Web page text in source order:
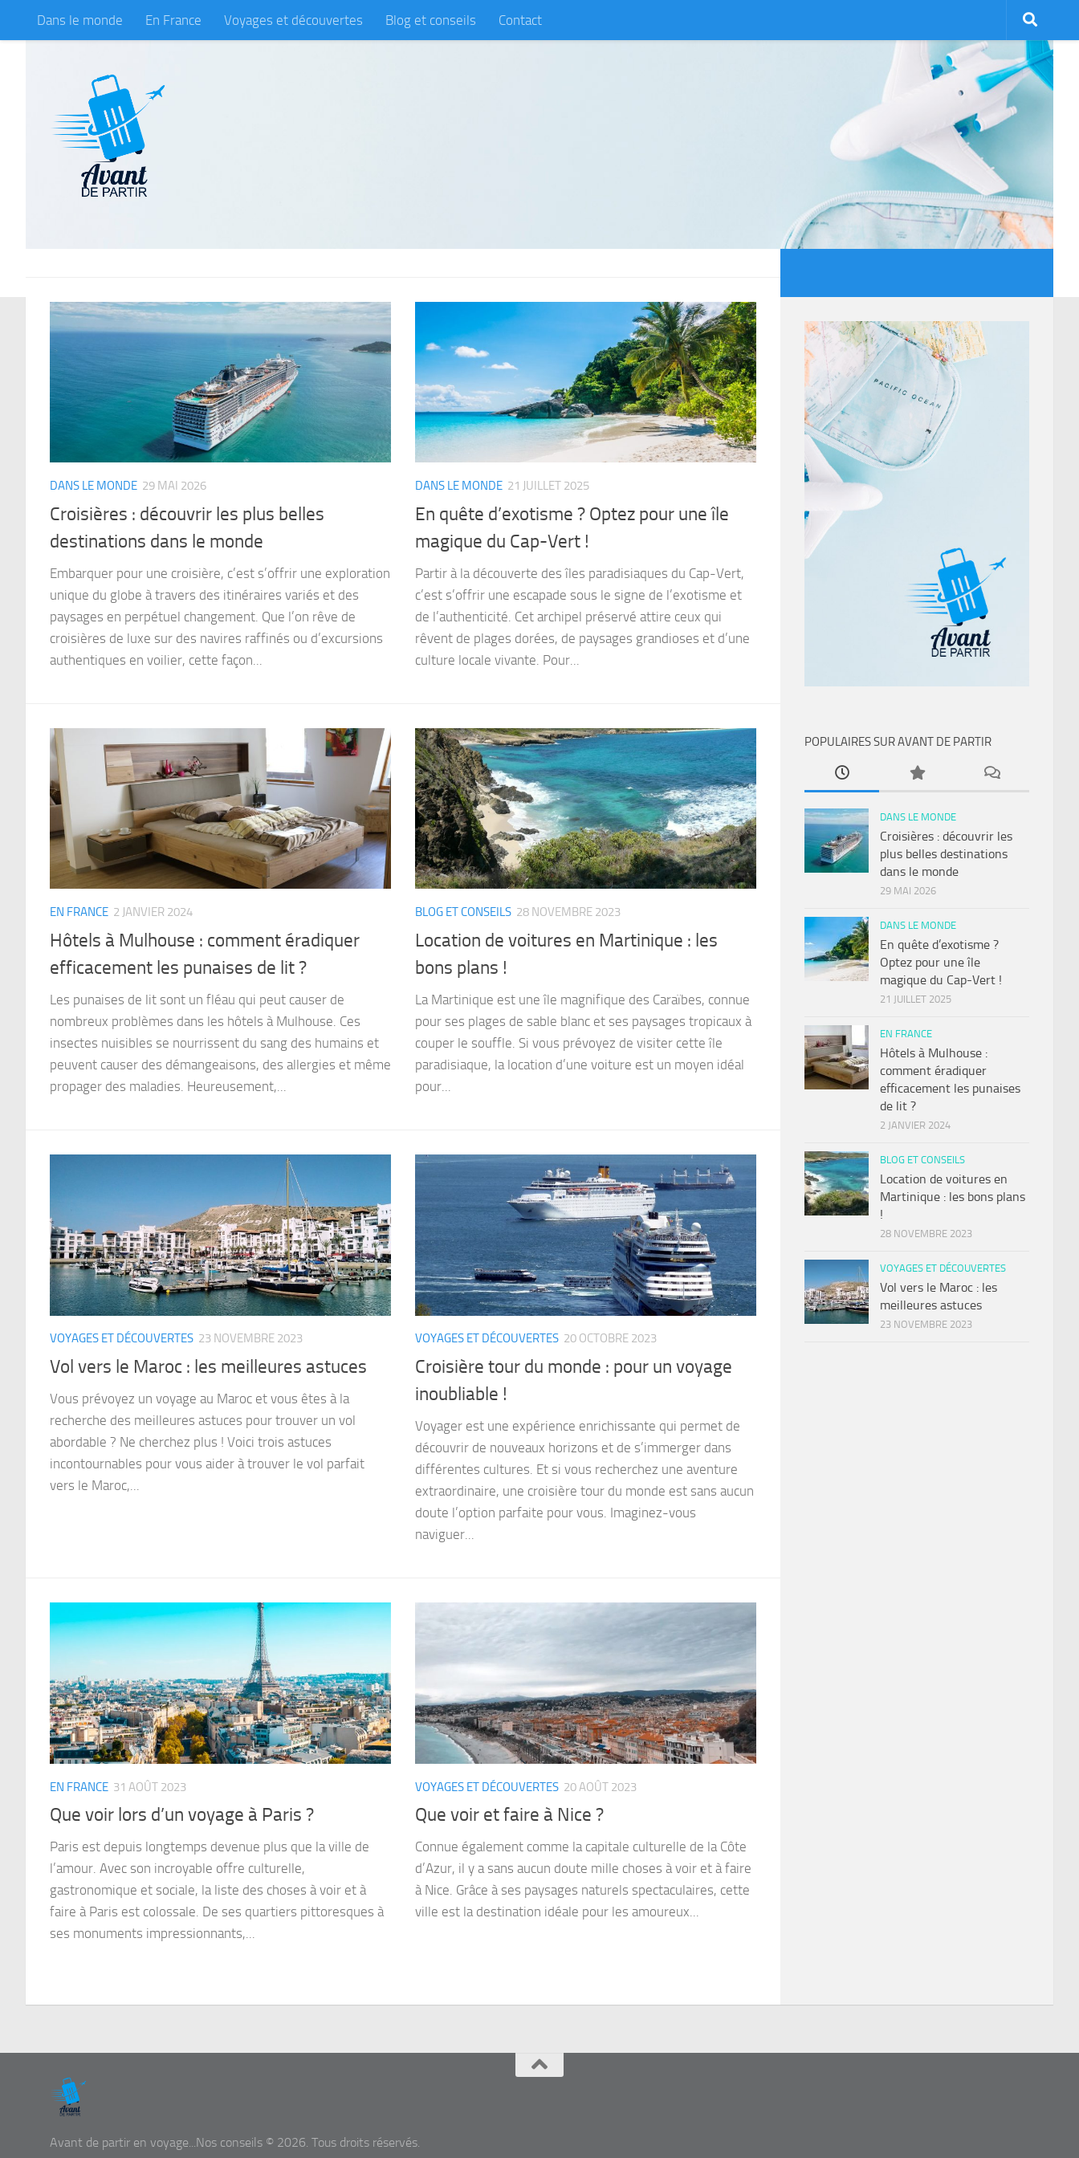
Skip to content
Dans le monde En France Voyages et découvertes Blog et conseils Contact
DANS LE MONDE 29 MAI 2026
Croisières : découvrir les plus belles
destinations dans le monde
Embarquer pour une croisière, c’est s’offrir une exploration
unique du globe à travers des itinéraires variés et des
paysages en perpétuel changement. Que l’on rêve de
croisières de luxe sur des navires raffinés ou d’excursions
authentiques en voilier, cette façon...
DANS LE MONDE 21 JUILLET 2025
En quête d’exotisme ? Optez pour une île
magique du Cap-Vert !
Partir à la découverte des îles paradisiaques du Cap-Vert,
c’est s’offrir une escapade sous le signe de l’exotisme et
de l’authenticité. Cet archipel préservé attire ceux qui
rêvent de plages dorées, de paysages grandioses et d’une
culture locale vivante. Pour...
EN FRANCE 2 JANVIER 2024
Hôtels à Mulhouse : comment éradiquer
efficacement les punaises de lit ?
Les punaises de lit sont un fléau qui peut causer de
nombreux problèmes dans les hôtels à Mulhouse. Ces
insectes nuisibles se nourrissent du sang des humains et
peuvent causer des démangeaisons, des allergies et même
propager des maladies. Heureusement,...
BLOG ET CONSEILS 28 NOVEMBRE 2023
Location de voitures en Martinique : les
bons plans !
La Martinique est une île magnifique des Caraïbes, connue
pour ses plages de sable blanc et ses paysages tropicaux à
couper le souffle. Si vous prévoyez de visiter cette île
paradisiaque, la location d’une voiture est un moyen idéal
pour...
VOYAGES ET DÉCOUVERTES 23 NOVEMBRE 2023
Vol vers le Maroc : les meilleures astuces
Vous prévoyez un voyage au Maroc et vous êtes à la
recherche des meilleures astuces pour trouver un vol
abordable ? Ne cherchez plus ! Voici trois astuces
incontournables pour vous aider à trouver le vol parfait
vers le Maroc,...
VOYAGES ET DÉCOUVERTES 20 OCTOBRE 2023
Croisière tour du monde : pour un voyage
inoubliable !
Voyager est une expérience enrichissante qui permet de
découvrir de nouveaux horizons et de s’immerger dans
différentes cultures. Et si vous recherchez une aventure
extraordinaire, une croisière tour du monde est sans aucun
doute l’option parfaite pour vous. Imaginez-vous
naviguer...
EN FRANCE 31 AOÛT 2023
Que voir lors d’un voyage à Paris ?
Paris est depuis longtemps devenue plus que la ville de
l’amour. Avec son incroyable offre culturelle,
gastronomique et sociale, la liste des choses à voir et à
faire à Paris est colossale. De ses quartiers pittoresques à
ses monuments impressionnants,...
VOYAGES ET DÉCOUVERTES 20 AOÛT 2023
Que voir et faire à Nice ?
Connue également comme la capitale culturelle de la Côte
d’Azur, il y a sans aucun doute mille choses à voir et à faire
à Nice. Grâce à ses paysages naturels spectaculaires, cette
ville est la destination idéale pour les amoureux...
POPULAIRES SUR AVANT DE PARTIR
DANS LE MONDE
Croisières : découvrir les
plus belles destinations
dans le monde
29 MAI 2026
DANS LE MONDE
En quête d’exotisme ?
Optez pour une île
magique du Cap-Vert !
21 JUILLET 2025
EN FRANCE
Hôtels à Mulhouse :
comment éradiquer
efficacement les punaises
de lit ?
2 JANVIER 2024
BLOG ET CONSEILS
Location de voitures en
Martinique : les bons plans
!
28 NOVEMBRE 2023
VOYAGES ET DÉCOUVERTES
Vol vers le Maroc : les
meilleures astuces
23 NOVEMBRE 2023
Avant de partir en voyage...Nos conseils © 2026. Tous droits réservés.